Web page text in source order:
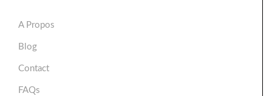
A Propos
Blog
Contact
FAQs